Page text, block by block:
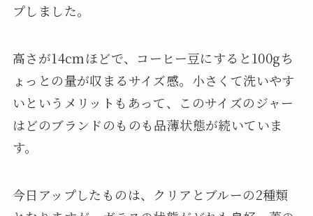
プしました。
高さが14cmほどで、コーヒー豆にすると100gち
ょっとの量が収まるサイズ感。小さくて洗いやす
いというメリットもあって、このサイズのジャー
はどのブランドのものも品薄状態が続いていま
す。
今日アップしたものは、クリアとブルーの2種類